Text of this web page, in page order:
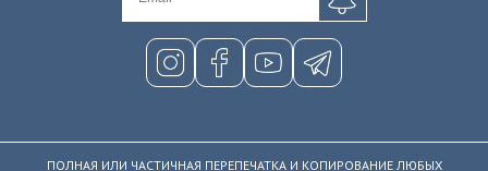
ПОЛНАЯ ИЛИ ЧАСТИЧНАЯ ПЕРЕПЕЧАТКА И КОПИРОВАНИЕ ЛЮБЫХ